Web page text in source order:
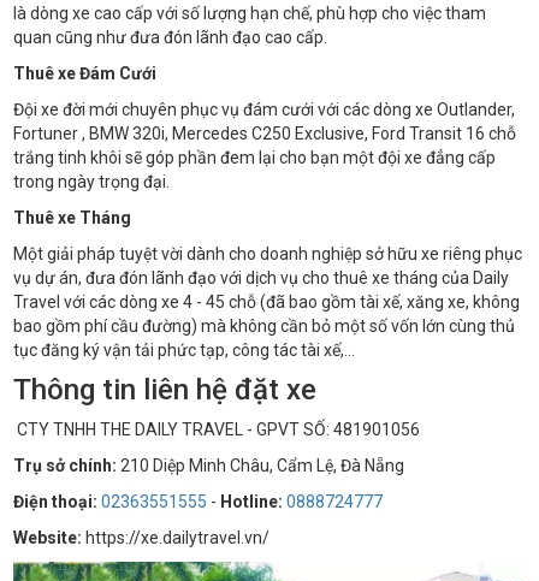
là dòng xe cao cấp với số lượng hạn chế, phù hợp cho việc tham
quan cũng như đưa đón lãnh đạo cao cấp.
Thuê xe Đám Cưới
Đội xe đời mới chuyên phục vụ đám cưới với các dòng xe Outlander,
Fortuner , BMW 320i, Mercedes C250 Exclusive, Ford Transit 16 chỗ
trắng tinh khôi sẽ góp phần đem lại cho bạn một đội xe đẳng cấp
trong ngày trọng đại.
Thuê xe Tháng
Một giải pháp tuyệt vời dành cho doanh nghiệp sở hữu xe riêng phục
vụ dự án, đưa đón lãnh đạo với dịch vụ cho thuê xe tháng của Daily
Travel với các dòng xe 4 - 45 chỗ (đã bao gồm tài xế, xăng xe, không
bao gồm phí cầu đường) mà không cần bỏ một số vốn lớn cùng thủ
tục đăng ký vận tải phức tạp, công tác tài xế,...
Thông tin liên hệ đặt xe
CTY TNHH THE DAILY TRAVEL - GPVT SỐ: 481901056
Trụ sở chính: 210 Diệp Minh Châu, Cẩm Lệ, Đà Nẵng
Điện thoại: 02363551555 - Hotline: 0888724777
Website: https://xe.dailytravel.vn/